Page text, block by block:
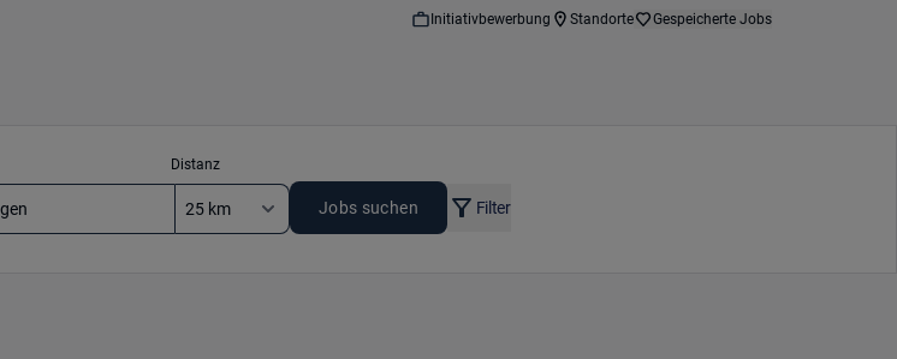
Initiativbewerbung Standorte Gespeicherte Jobs
Distanz
Jobs suchen Filter